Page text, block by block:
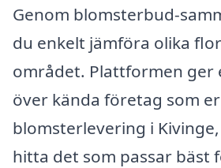
Genom blomsterbud-
du enkelt jämföra olika
området. Plattformen ger
över kända företag som
blomsterlevering i
hitta det som passar bäst